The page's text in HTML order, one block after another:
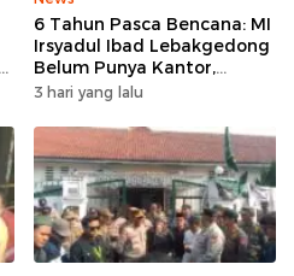
6 Tahun Pasca Bencana: MI
Irsyadul Ibad Lebakgedong
Belum Punya Kantor,
Belajar Tanpa Meja-Kursi
3 hari yang lalu